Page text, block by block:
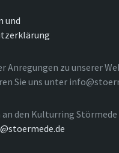
und
Anregungen zu unserer
Sie uns unter
an den Kulturring Störmede